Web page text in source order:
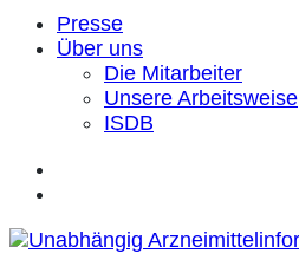
Presse
Über uns
Die Mitarbeiter
Unsere Arbeitsweise
ISDB